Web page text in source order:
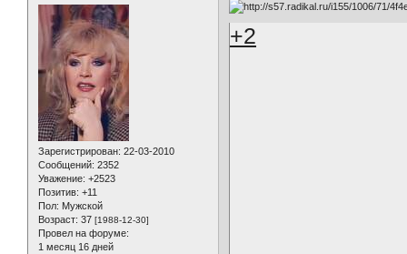
Зарегистрирован: 22-03-2010
Сообщений: 2352
Уважение: +2523
Позитив: +11
Пол: Мужской
Возраст: 37 [1988-12-30]
Провел на форуме:
1 месяц 16 дней
+2